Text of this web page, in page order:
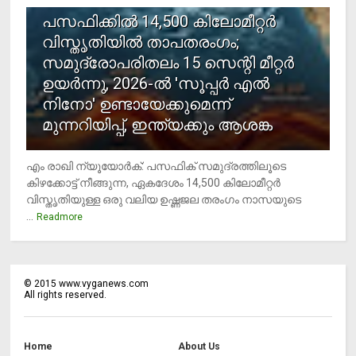
പസഫിക്കില്‍ 14,500 കിലോമീറ്റര്‍
വിസ്തൃതിയില്‍ താപതരംഗം;
സമുദ്രോപരിതലം 15 സെന്റി മീറ്റര്‍
ഉയര്‍ന്നു, 2026-ല്‍ 'സൂപ്പര്‍ എല്‍
നിനോ' ഉണ്ടായേക്കുമെന്ന്
മുന്നറിയിപ്പ്, ഇന്ത്യക്കും ആശങ്ക
എം രാഖി ന്യൂയോര്‍ക്: പസഫിക് സമുദ്രത്തിലൂടെ
കിഴക്കോട്ട് നീങ്ങുന്ന, ഏകദേശം 14,500 കിലോമീറ്റര്‍
വിസ്തൃതിയുള്ള ഒരു വലിയ ഉഷ്ണജല തരംഗം നാസയുടെ
Readmore
©2015 www.vyganews.com
All rights reserved.
Home About Us